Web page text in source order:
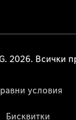
2026. Всички
условия
Бисквитки